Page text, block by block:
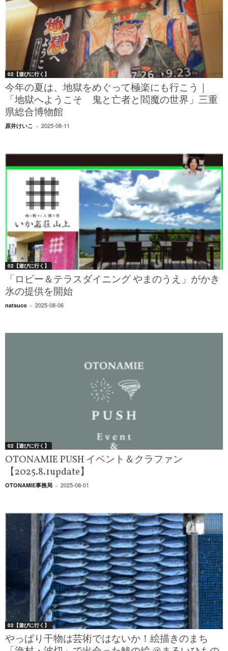
02【遊びに行く】
今年の夏は、地獄をめぐって極楽にも行こう｜
「地獄へようこそ 鬼と亡者と閻魔の世界」三重
県総合博物館
原井けいこ - 2025-08-11
02【遊びに行く】
「ロビー＆テラスダイニング やまのうえ」がかき
氷の提供を開始
natsuco - 2025-08-06
02【遊びに行く】
OTONAMIE PUSH イベント＆クラファン
【2025.8.1update】
OTONAMIE事務局 - 2025-08-01
02【遊びに行く】
やっぱり干物は芸術ではないか！絵描きのまち